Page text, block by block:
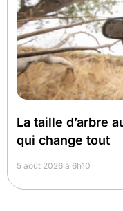
La taille d’arbre
qui change tout
5 août 2026 à 6h10